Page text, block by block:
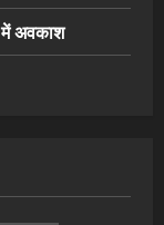
अवकाश